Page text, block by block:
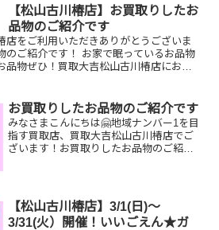
はございませんか？ぜひ買取大吉松山古
川椿店にお査定さ...
【松山古川椿店】お買取りしたお
品物のご紹介です
店をご利用いただきありがとうございま
のご紹介です！ お家で眠っているお品物
品物ぜひ！買取大吉松山古川椿店にお査
お買取りしたお品物のご紹介です
みなさまこんにちは🤗地域ナンバー1を目
指す買取店、買取大吉松山古川椿店でご
ざいます！お買取りしたお品物のご紹介
🤗皆様のお越しを心より...
【松山古川椿店】3/1(日)～
3/31(火）開催！いいごえん★ガ